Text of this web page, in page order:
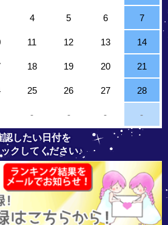
4 5 6 7
11 12 13 14
18 19 20 21
25 26 27 28
- - - -
認したい日付を
クしてください♪